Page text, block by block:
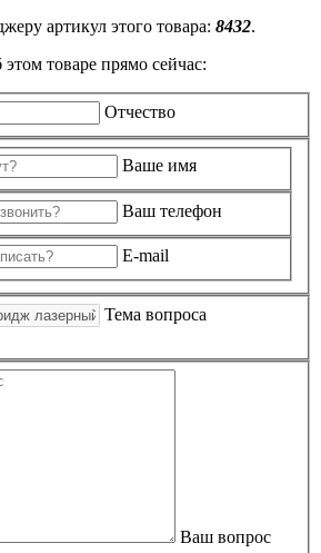
артикул этого товара: 8432.
товаре прямо сейчас:
Отчество
Ваше имя
Ваш телефон
E-mail
Тема вопроса
Ваш вопрос